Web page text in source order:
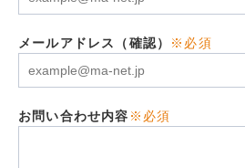
メールアドレス（確認） ※必須
お問い合わせ内容 ※必須